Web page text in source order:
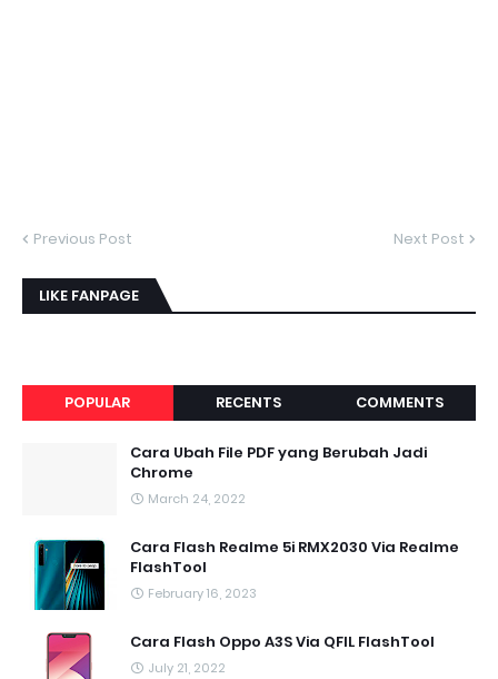
Previous Post Next Post
LIKE FANPAGE
POPULAR RECENTS COMMENTS
Cara Ubah File PDF yang Berubah Jadi
Chrome
March 24, 2022
Cara Flash Realme 5i RMX2030 Via Realme
FlashTool
February 16, 2023
Cara Flash Oppo A3S Via QFIL FlashTool
July 21, 2022